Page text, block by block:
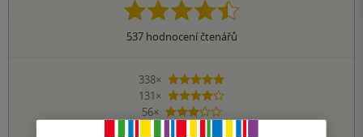
537hodnocení čtenářů
338×
5 hvězdiček
131×
4 hvězdičky
56×
3 hvězdičky